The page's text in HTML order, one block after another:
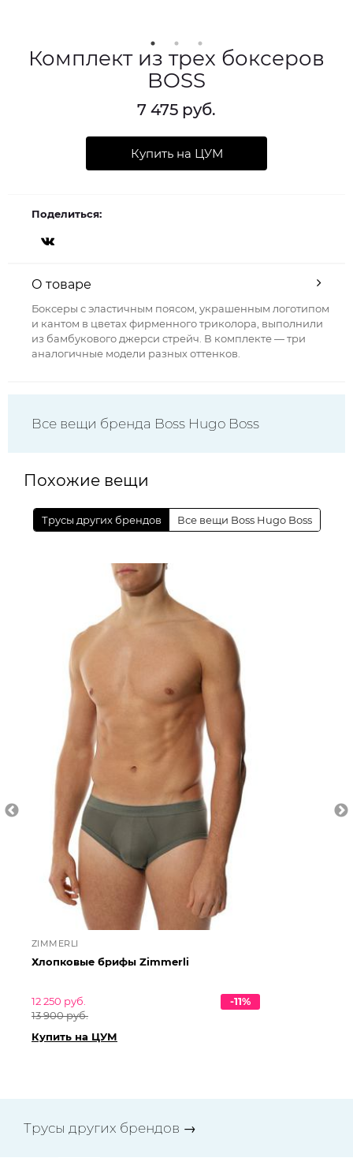
Комплект из трех боксеров
BOSS
7 475 руб.
Купить на ЦУМ
Поделиться:
О товаре
Боксеры с эластичным поясом, украшенным логотипом
и кантом в цветах фирменного триколора, выполнили
из бамбукового джерси стрейч. В комплекте — три
аналогичные модели разных оттенков.
Все вещи бренда Boss Hugo Boss
Похожие вещи
Трусы других брендов Все вещи Boss Hugo Boss
ZIMMERLI
Хлопковые брифы Zimmerli
12 250 руб.
13 900 руб.
-11%
Купить на ЦУМ
Трусы других брендов →